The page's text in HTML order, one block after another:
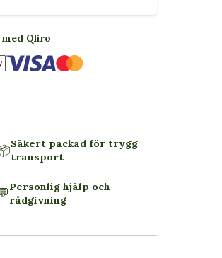
Qliro
Säkert packad för trygg
transport
Personlig hjälp och
rådgivning